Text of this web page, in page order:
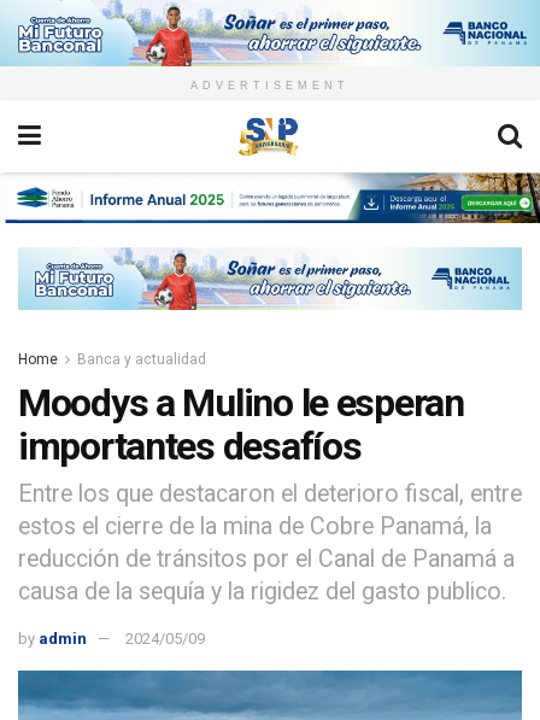
ADVERTISEMENT
Home Banca y actualidad
Moodys a Mulino le esperan
importantes desafíos
Entre los que destacaron el deterioro fiscal, entre
estos el cierre de la mina de Cobre Panamá, la
reducción de tránsitos por el Canal de Panamá a
causa de la sequía y la rigidez del gasto publico.
by admin 2024/05/09